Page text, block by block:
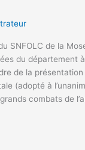
SNFOLC de la
du département
de la
(adopté à
combats de